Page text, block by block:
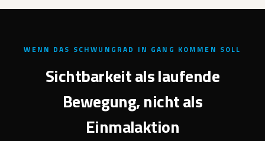
WENN DAS SCHWUNGRAD IN GANG KOMMEN SOLL
Sichtbarkeit als laufende
Bewegung, nicht als
Einmalaktion